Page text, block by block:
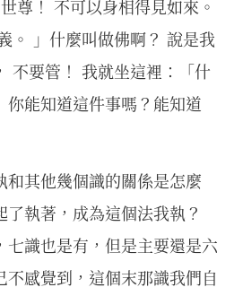
尊！ 不可以身相得見如來。
。 」什麼叫做佛啊？ 說是我
不要管！ 我就坐這裡：「什
你能知道這件事嗎？能知道
和其他幾個識的關係是怎麼
執著，成為這個法我執？
七識也是有，但是主要還是六
感覺到，這個末那識我們自